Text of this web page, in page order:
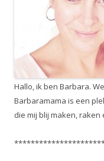
Hallo, ik ben Barbara.
Barbaramama is een
die mij blij maken,